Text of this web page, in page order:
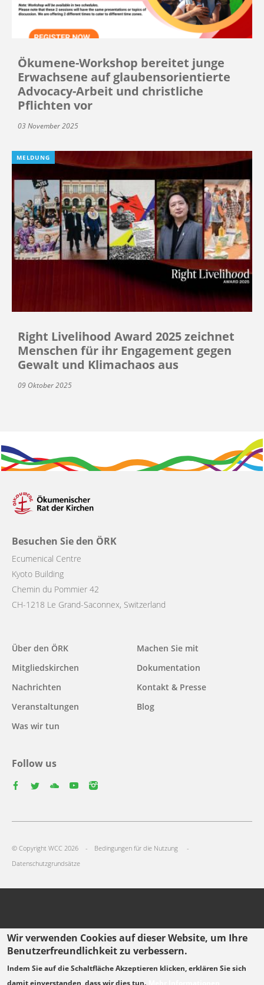
Wir verwenden Cookies auf dieser Website, um Ihre
Benutzerfreundlichkeit zu verbessern.
Indem Sie auf die Schaltfläche Akzeptieren klicken, erklären Sie sich
damit einverstanden, dass wir dies tun.
Ökumene-Workshop bereitet junge
Erwachsene auf glaubensorientierte
Advocacy-Arbeit und christliche
Pflichten vor
03 November 2025
MELDUNG
Right Livelihood Award 2025 zeichnet
Menschen für ihr Engagement gegen
Gewalt und Klimachaos aus
09 Oktober 2025
Besuchen Sie den ÖRK
Ecumenical Centre
Kyoto Building
Chemin du Pommier 42
CH-1218 Le Grand-Saconnex, Switzerland
Main
navigation
Über den ÖRK
Mitgliedskirchen
Nachrichten
Veranstaltungen
Was wir tun
Machen Sie mit
Dokumentation
Kontakt & Presse
Blog
Follow us
language
menu
© Copyright WCC 2026
Bedingungen für die Nutzung
Datenschutzgrundsätze